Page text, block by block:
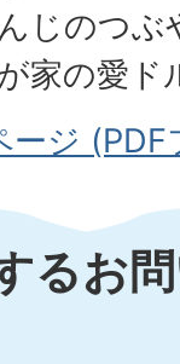
じのつぶ
家の愛ド
ージ (PDF
るお